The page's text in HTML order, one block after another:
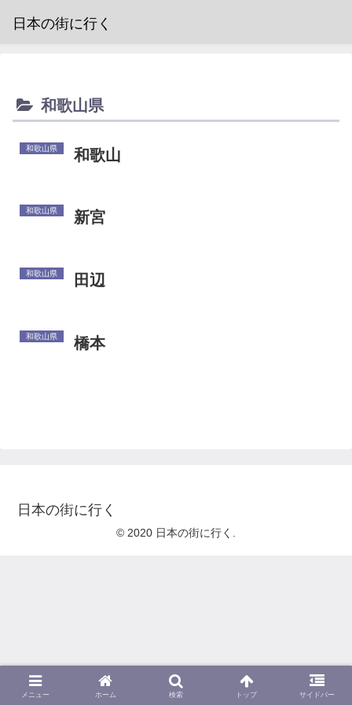
日本の街に行く
和歌山県
和歌山県 和歌山
和歌山県 新宮
和歌山県 田辺
和歌山県 橋本
日本の街に行く
© 2020 日本の街に行く.
メニュー ホーム 検索 トップ サイドバー